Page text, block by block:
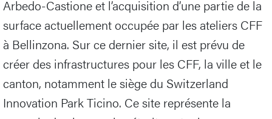
Arbedo-Castione et l’acquisition d’une partie de la
surface actuellement occupée par les ateliers CFF
à Bellinzona. Sur ce dernier site, il est prévu de
créer des infrastructures pour les CFF, la ville et le
canton, notamment le siège du Switzerland
Innovation Park Ticino. Ce site représente la